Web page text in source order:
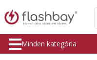
Minden kategória